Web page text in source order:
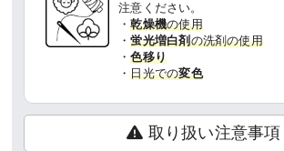
注意ください。
・乾燥機の使用
・蛍光増白剤の洗剤の使用
・色移り
・日光での変色
取り扱い注意事項